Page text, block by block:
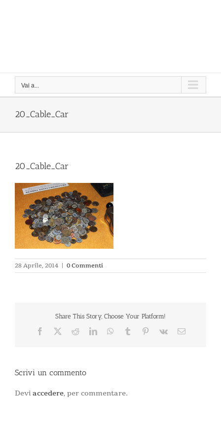
Vai a...
20_Cable_Car
20_Cable_Car
28 Aprile, 2014 | 0 Commenti
Share This Story, Choose Your Platform!
Facebook RedditLinkedInWhatsApp
Tumblr Pinterest
Vk Email
Scrivi un commento
Devi accedere, per commentare.